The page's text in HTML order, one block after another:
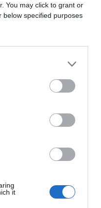
You may click to grant or
below specified purposes
it
Saznaj više